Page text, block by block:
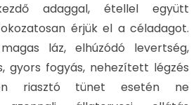
adaggal, étellel együtt
érjük el a céladagot.
láz, elhúzódó levertség,
gyors fogyás, nehezített légzés
riasztó tünet esetén ne